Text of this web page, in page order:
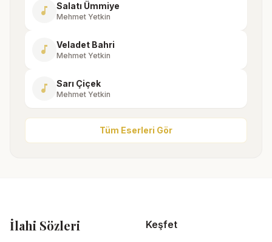
music_note Salatı Ümmiye
Mehmet Yetkin
music_note Veladet Bahri
Mehmet Yetkin
music_note Sarı Çiçek
Mehmet Yetkin
Tüm Eserleri Gör
İlahi Sözleri Keşfet